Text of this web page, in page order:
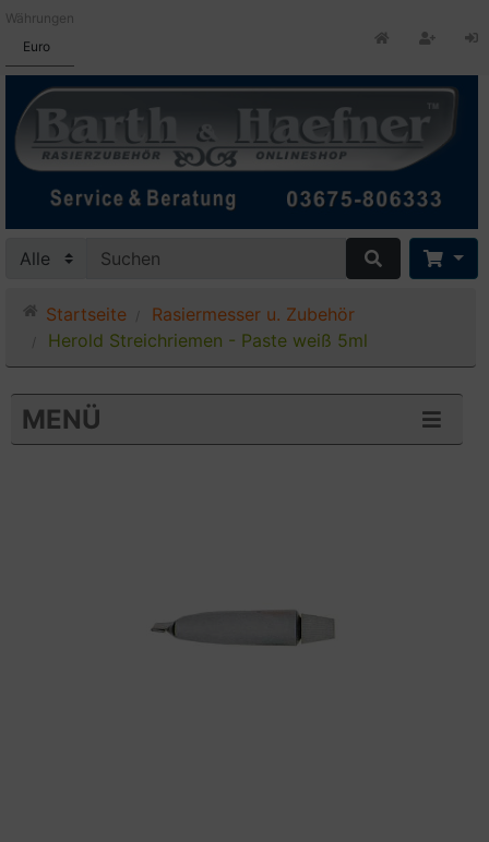
Währungen
Euro
Startseite
Rasiermesser u. Zubehör
Herold Streichriemen - Paste weiß 5ml
MENÜ